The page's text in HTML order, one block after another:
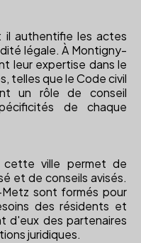
il authentifie les actes
légale. À Montigny-
leur expertise dans le
telles que le Code civil
un rôle de conseil
de chaque
ville permet de
et de conseils avisés.
sont formés pour
des résidents et
d'eux des partenaires
juridiques.